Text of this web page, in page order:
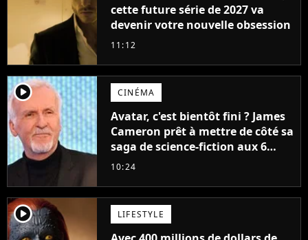
cette future série de 2027 va
devenir votre nouvelle obsession
11:12
player2 CINÉMA
Avatar, c'est bientôt fini ? James
Cameron prêt à mettre de côté sa
saga de science-fiction aux 6
milliards de recettes
10:24
player2 LIFESTYLE